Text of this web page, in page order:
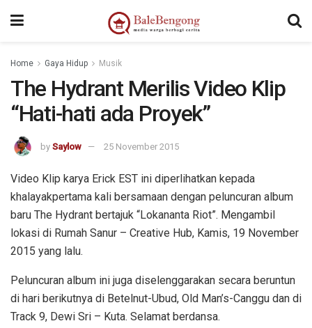
Home Gaya Hidup Musik
The Hydrant Merilis Video Klip
“Hati-hati ada Proyek”
by Saylow 25 November 2015
Video Klip karya Erick EST ini diperlihatkan kepada
khalayakpertama kali bersamaan dengan peluncuran album
baru The Hydrant bertajuk “Lokananta Riot”. Mengambil
lokasi di Rumah Sanur – Creative Hub, Kamis, 19 November
2015 yang lalu.
Peluncuran album ini juga diselenggarakan secara beruntun
di hari berikutnya di Betelnut-Ubud, Old Man’s-Canggu dan di
Track 9, Dewi Sri – Kuta. Selamat berdansa.